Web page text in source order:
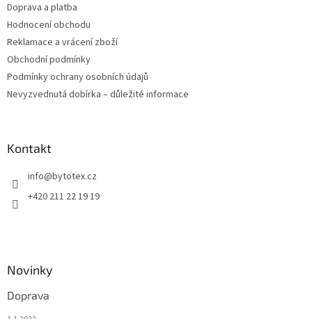
Doprava a platba
Hodnocení obchodu
Reklamace a vrácení zboží
Obchodní podmínky
Podmínky ochrany osobních údajů
Nevyzvednutá dobírka – důležité informace
Kontakt
info@bytotex.cz
+420 211 22 19 19
Novinky
Doprava